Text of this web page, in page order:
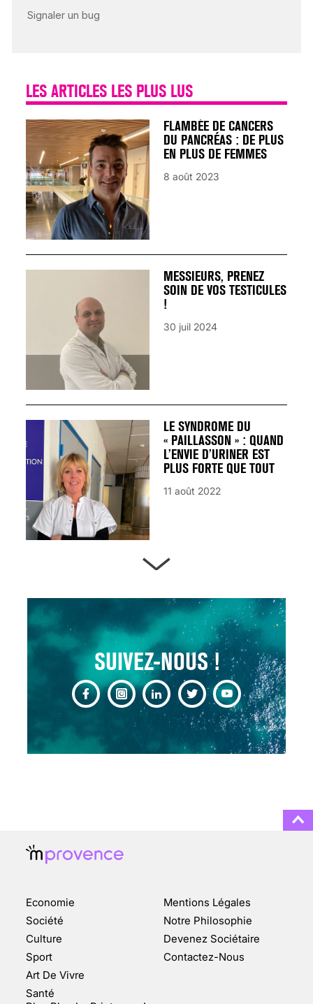
SUIVEZ-NOUS !
LES ARTICLES LES PLUS LUS
FLAMBÉE DE CANCERS
DU PANCRÉAS : DE PLUS
EN PLUS DE FEMMES
8 août 2023
MESSIEURS, PRENEZ
SOIN DE VOS TESTICULES
!
30 juil 2024
LE SYNDROME DU
« PAILLASSON » : QUAND
L’ENVIE D’URINER EST
PLUS FORTE QUE TOUT
11 août 2022
13 août 2024
CHANGEMENT DE SEXE :
DES DEMANDES
TOUJOURS PLUS
FAIT SURFACE À
MARSEILLE (1/5)
10 jan 2022
Economie
Société
Culture
Sport
Art De Vivre
Santé
Mentions Légales
Notre Philosophie
Devenez Sociétaire
Contactez-Nous